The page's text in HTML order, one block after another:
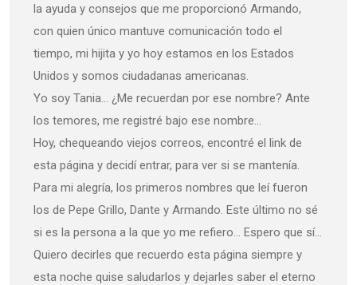
la ayuda y consejos que me proporcionó Armando,
con quien único mantuve comunicación todo el
tiempo, mi hijita y yo hoy estamos en los Estados
Unidos y somos ciudadanas americanas.
Yo soy Tania… ¿Me recuerdan por ese nombre? Ante
los temores, me registré bajo ese nombre…
Hoy, chequeando viejos correos, encontré el link de
esta página y decidí entrar, para ver si se mantenía.
Para mi alegría, los primeros nombres que leí fueron
los de Pepe Grillo, Dante y Armando. Este último no sé
si es la persona a la que yo me refiero… Espero que sí…
Quiero decirles que recuerdo esta página siempre y
esta noche quise saludarlos y dejarles saber el eterno